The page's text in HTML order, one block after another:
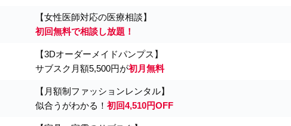
【女性医師対応の医療相談】
初回無料で相談し放題！
【3Dオーダーメイドパンプス】
サブスク月額5,500円が初月無料
【月額制ファッションレンタル】
似合うがわかる！ 初回4,510円OFF